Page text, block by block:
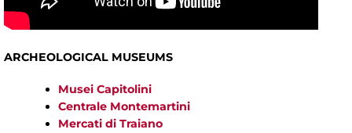
ARCHEOLOGICAL MUSEUMS
Musei Capitolini
Centrale Montemartini
Mercati di Traiano